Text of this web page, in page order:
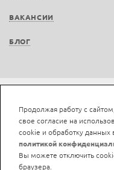
ВАКАНСИИ
БЛОГ
Не является публичной
Политика конфиденциальности.
Продолжая работу с
свое согласие на
cookie и обработку данных
политикой
Вы можете отключить
браузера.